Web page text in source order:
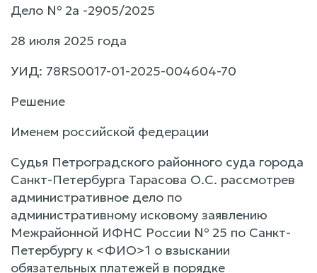
Дело № 2а -2905/2025
28 июля 2025 года
УИД: 78RS0017-01-2025-004604-70
Решение
Именем российской федерации
Судья Петроградского районного суда города
Санкт-Петербурга Тарасова О.С. рассмотрев
административное дело по
административному исковому заявлению
Межрайонной ИФНС России № 25 по Санкт-
Петербургу к <ФИО>1 о взыскании
обязательных платежей в порядке